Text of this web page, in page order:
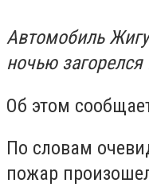
Автомобиль
ночью
Об этом
По словам
пожар